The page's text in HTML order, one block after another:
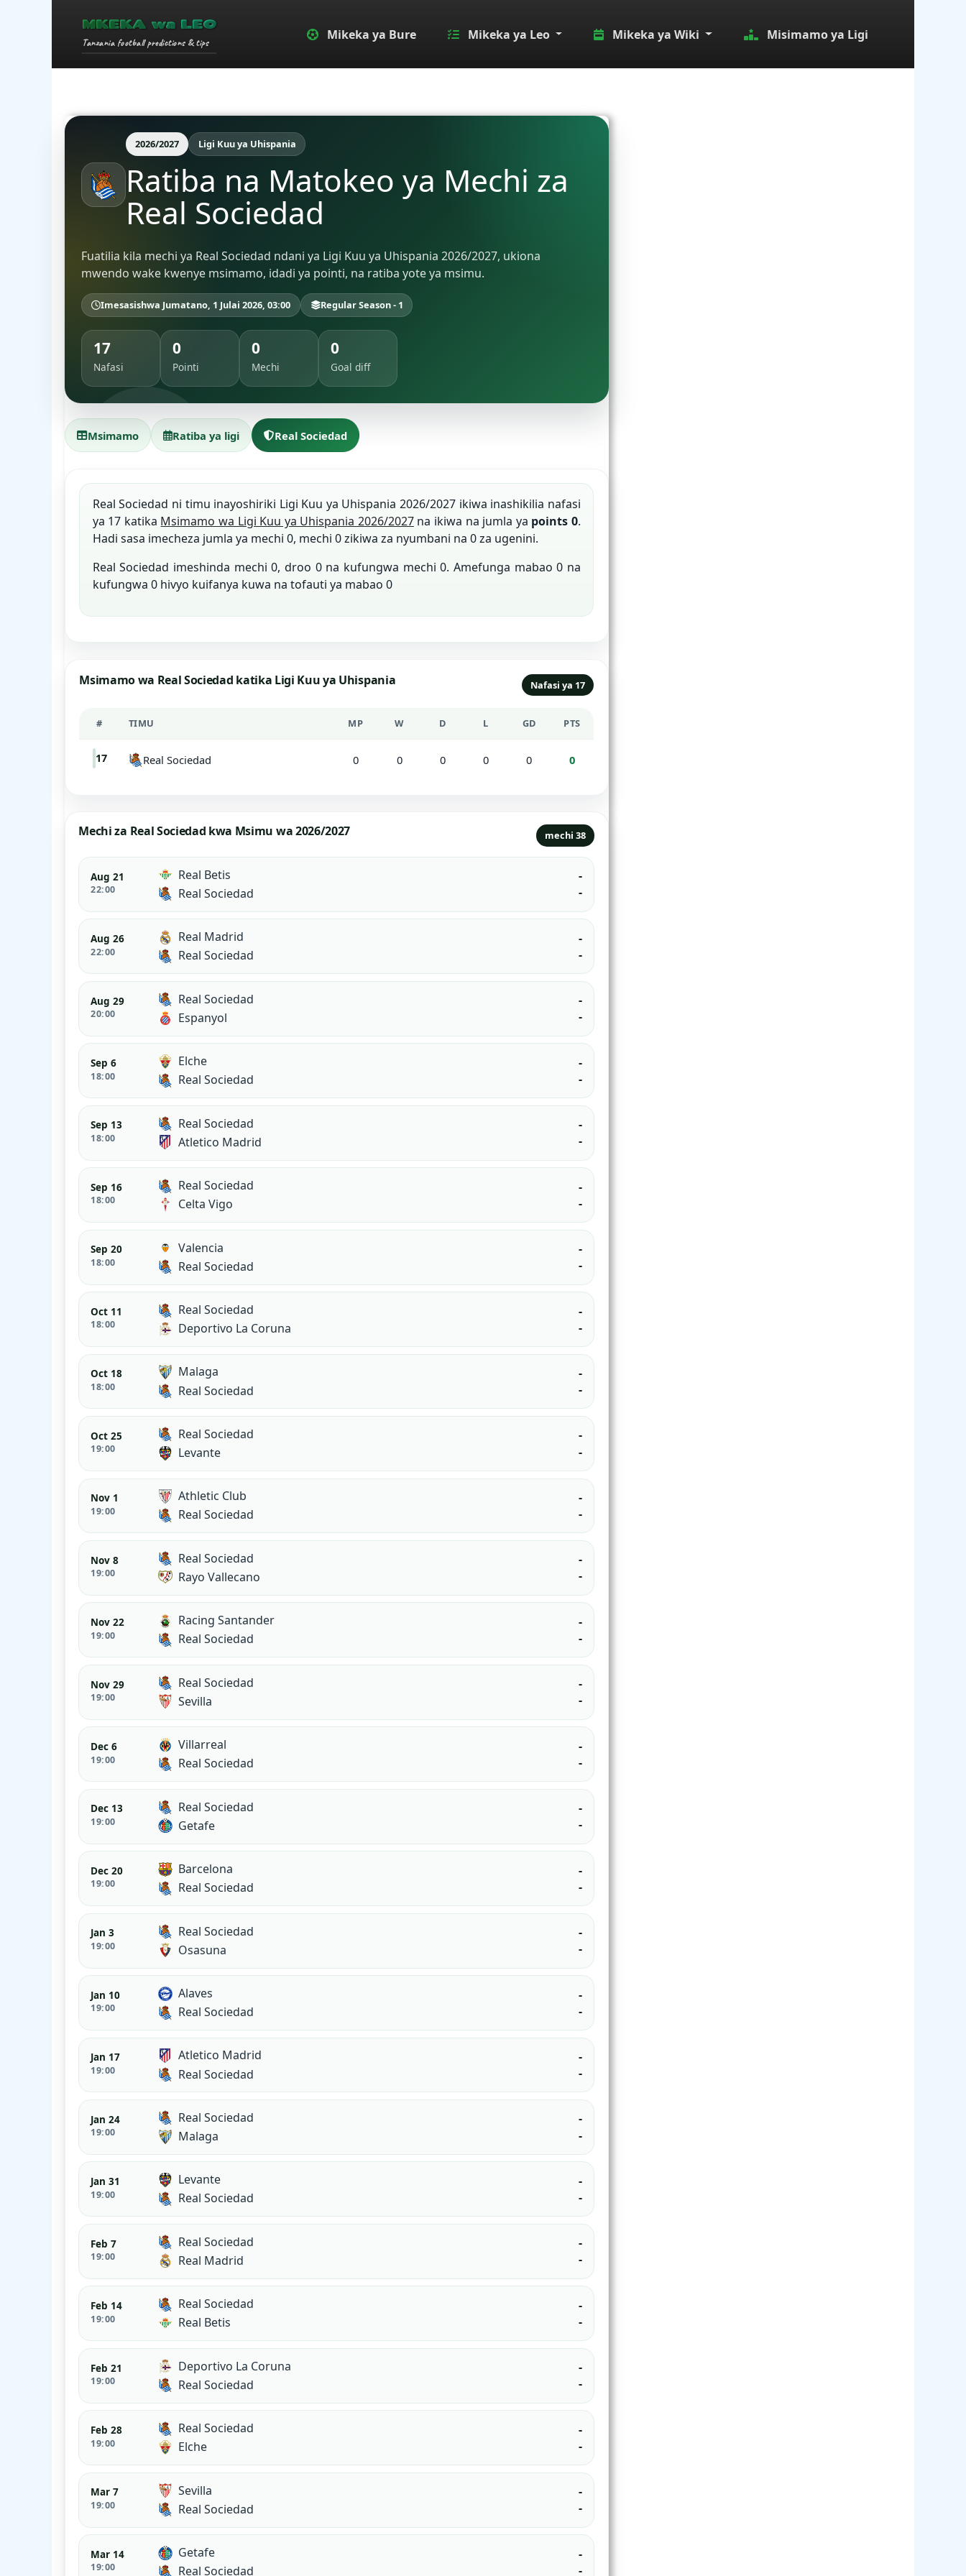
MKEKA wa LEO
Tanzania football predictions & tips
Mikeka ya Bure Mikeka ya Leo Mikeka ya Wiki Misimamo ya Ligi
2026/2027 Ligi Kuu ya Uhispania
Ratiba na Matokeo ya Mechi za
Real Sociedad
Fuatilia kila mechi ya Real Sociedad ndani ya Ligi Kuu ya Uhispania 2026/2027, ukiona
mwendo wake kwenye msimamo, idadi ya pointi, na ratiba yote ya msimu.
Imesasishwa Jumatano, 1 Julai 2026, 03:00 Regular Season - 1
17
Nafasi
0
Pointi
0
Mechi
0
Goal diff
Msimamo Ratiba ya ligi Real Sociedad
Real Sociedad ni timu inayoshiriki Ligi Kuu ya Uhispania 2026/2027 ikiwa inashikilia nafasi
ya 17 katika Msimamo wa Ligi Kuu ya Uhispania 2026/2027na ikiwa na jumla ya points 0.
Hadi sasa imecheza jumla ya mechi 0, mechi 0 zikiwa za nyumbani na 0 za ugenini.
Real Sociedad imeshinda mechi 0, droo 0 na kufungwa mechi 0. Amefunga mabao 0 na
kufungwa 0 hivyo kuifanya kuwa na tofauti ya mabao 0
Msimamo wa Real Sociedad katika Ligi Kuu ya Uhispania Nafasi ya 17
# TIMU MP W D L GD PTS
17 Real Sociedad 0 0 0 0 0 0
Mechi za Real Sociedad kwa Msimu wa 2026/2027 mechi 38
Aug 21
22:00
Real Betis
Real Sociedad
-
-
Aug 26
22:00
Real Madrid
Real Sociedad
-
-
Aug 29
20:00
Real Sociedad
Espanyol
-
-
Sep 6
18:00
Elche
Real Sociedad
-
-
Sep 13
18:00
Real Sociedad
Atletico Madrid
-
-
Sep 16
18:00
Real Sociedad
Celta Vigo
-
-
Sep 20
18:00
Valencia
Real Sociedad
-
-
Oct 11
18:00
Real Sociedad
Deportivo La Coruna
-
-
Oct 18
18:00
Malaga
Real Sociedad
-
-
Oct 25
19:00
Real Sociedad
Levante
-
-
Nov 1
19:00
Athletic Club
Real Sociedad
-
-
Nov 8
19:00
Real Sociedad
Rayo Vallecano
-
-
Nov 22
19:00
Racing Santander
Real Sociedad
-
-
Nov 29
19:00
Real Sociedad
Sevilla
-
-
Dec 6
19:00
Villarreal
Real Sociedad
-
-
Dec 13
19:00
Real Sociedad
Getafe
-
-
Dec 20
19:00
Barcelona
Real Sociedad
-
-
Jan 3
19:00
Real Sociedad
Osasuna
-
-
Jan 10
19:00
Alaves
Real Sociedad
-
-
Jan 17
19:00
Atletico Madrid
Real Sociedad
-
-
Jan 24
19:00
Real Sociedad
Malaga
-
-
Jan 31
19:00
Levante
Real Sociedad
-
-
Feb 7
19:00
Real Sociedad
Real Madrid
-
-
Feb 14
19:00
Real Sociedad
Real Betis
-
-
Feb 21
19:00
Deportivo La Coruna
Real Sociedad
-
-
Feb 28
19:00
Real Sociedad
Elche
-
-
Mar 7
19:00
Sevilla
Real Sociedad
-
-
Mar 14
19:00
Getafe
Real Sociedad
-
-